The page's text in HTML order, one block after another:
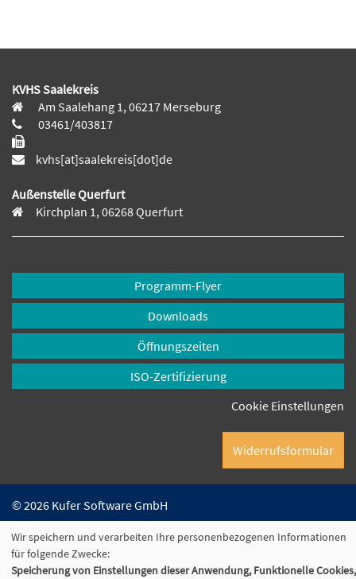
KVHS Saalekreis
Am Saalehang 1, 06217 Merseburg
03461/403817
kvhs[at]saalekreis[dot]de
Außenstelle Querfurt
Kirchplan 1, 06268 Querfurt
Programm-Flyer
Downloads
Öffnungszeiten
ISO-Zertifizierung
Cookie Einstellungen
Widerrufsformular
© 2026 Kufer Software GmbH
Wir speichern und verarbeiten Ihre personenbezogenen Informationen
für folgende Zwecke:
Speicherung von Einstellungen dieser Anwendung, Funktionelle Cookies,